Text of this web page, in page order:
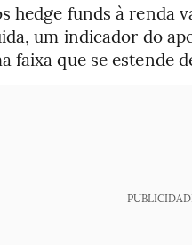
hedge funds à renda
um indicador do
faixa que se estende